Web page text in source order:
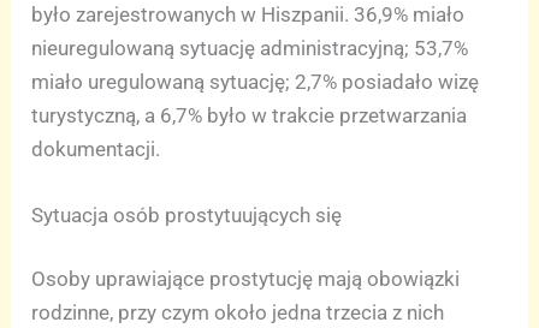
było zarejestrowanych w Hiszpanii. 36,9% miało
nieuregulowaną sytuację administracyjną; 53,7%
miało uregulowaną sytuację; 2,7% posiadało wizę
turystyczną, a 6,7% było w trakcie przetwarzania
dokumentacji.
Sytuacja osób prostytuujących się
Osoby uprawiające prostytucję mają obowiązki
rodzinne, przy czym około jedna trzecia z nich